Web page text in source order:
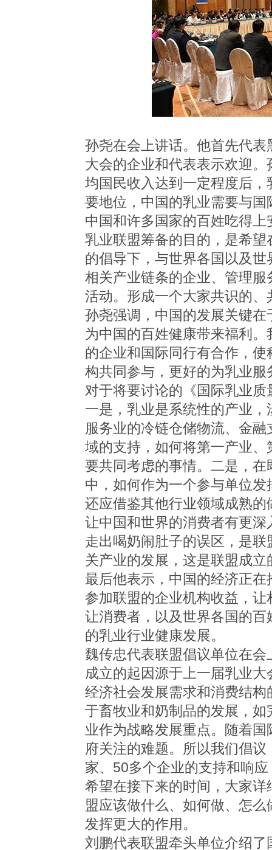
孙尧在会上讲话。他首先代
大会的企业和代表表示欢迎
均国民收入达到一定程度后
要地位，中国的乳业需要与
中国和许多国家的百姓吃得
乳业联盟筹备的目的，是希
的倡导下，与世界各国以及
相关产业链条的企业、管理
活动。形成一个大家共识的
孙尧强调，中国的发展关键
为中国的百姓健康带来福利
的企业和国际同行有合作，
构共同参与，更好的为乳业服
对于将要讨论的《国际乳业
一是，乳业是系统性的产业
服务业的冷链仓储物流、金
域的支持，如何将第一产业
要共同考虑的事情。二是，
中，如何作为一个参与单位
还应借鉴其他行业领域成熟
让中国和世界的消费者有更
走出喝奶闹肚子的误区，是
关产业的发展，这是联盟成立
最后他表示，中国的经济正
参加联盟的企业机构收益，
让消费者，以及世界各国的
的乳业行业健康发展。
魏传忠代表联盟倡议单位在
成立的起因源于上一届乳业
经济社会发展需求和消费结
于畜牧业和奶制品的发展，
业作为战略发展重点。随着
府关注的难题。所以我们倡
家、50多个企业的支持和响
希望在接下来的时间，大家
盟应该做什么、如何做、怎
发挥更大的作用。
刘鹏代表联盟牵头单位介绍